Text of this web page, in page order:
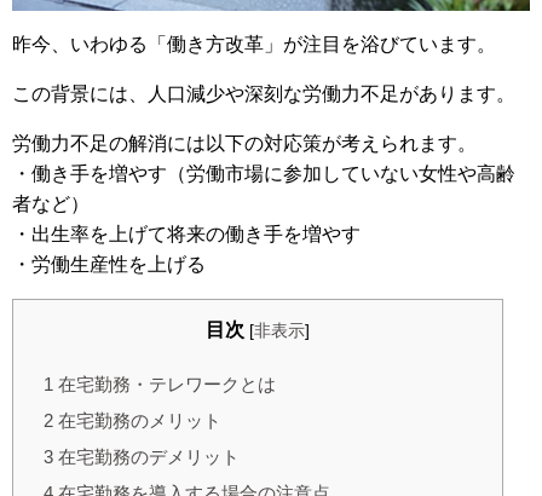
昨今、いわゆる「働き方改革」が注目を浴びています。
この背景には、人口減少や深刻な労働力不足があります。
労働力不足の解消には以下の対応策が考えられます。
・働き手を増やす（労働市場に参加していない女性や高齢
者など）
・出生率を上げて将来の働き手を増やす
・労働生産性を上げる
目次 [非表示]
1 在宅勤務・テレワークとは
2 在宅勤務のメリット
3 在宅勤務のデメリット